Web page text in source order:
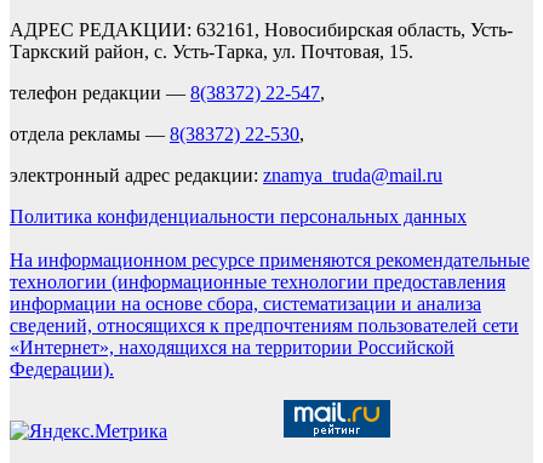
АДРЕС РЕДАКЦИИ: 632161, Новосибирская область, Усть-
Таркский район, с. Усть-Тарка, ул. Почтовая, 15.
телефон редакции — 8(38372) 22-547,
отдела рекламы — 8(38372) 22-530,
электронный адрес редакции: znamya_truda@mail.ru
Политика конфиденциальности персональных данных
На информационном ресурсе применяются рекомендательные
технологии (информационные технологии предоставления
информации на основе сбора, систематизации и анализа
сведений, относящихся к предпочтениям пользователей сети
«Интернет», находящихся на территории Российской
Федерации).